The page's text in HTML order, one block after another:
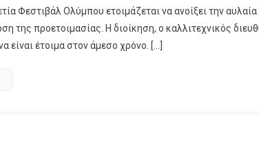
Φεστιβάλ Ολύμπου ετοιμάζεται να ανοίξει την
της προετοιμασίας. Η διοίκηση, ο καλλιτεχνικός
είναι έτοιμα στον άμεσο χρόνο. […]